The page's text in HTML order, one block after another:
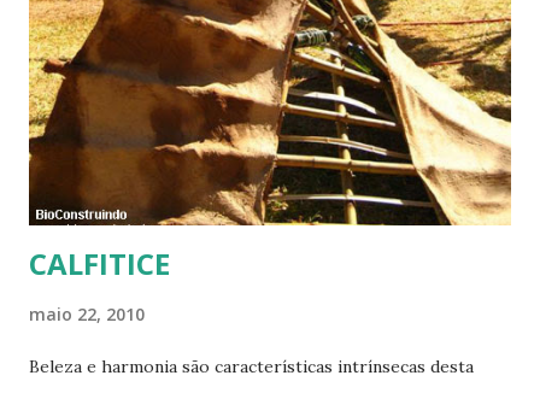
CALFITICE
maio 22, 2010
Beleza e harmonia são características intrínsecas desta